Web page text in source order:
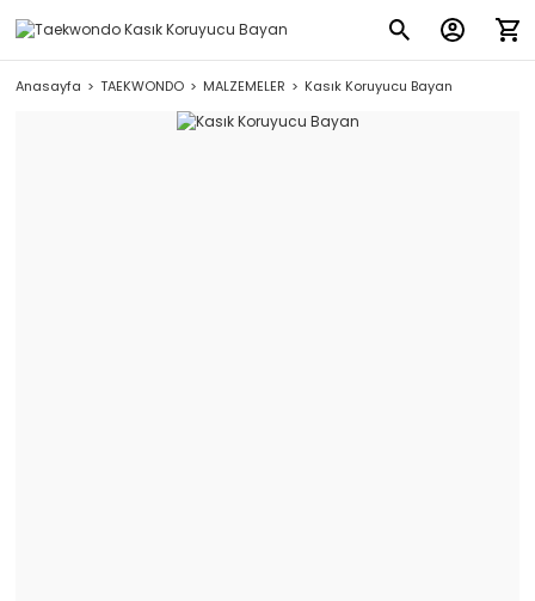
Anasayfa TAEKWONDO MALZEMELER Kasık Koruyucu Bayan